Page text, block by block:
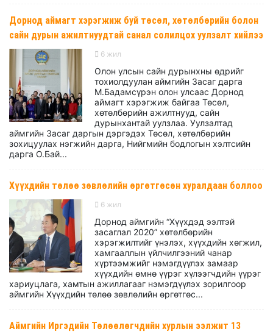
Дорнод аймагт хэрэгжиж буй төсөл, хөтөлбөрийн болон
сайн дурын ажилтнуудтай санал солилцох уулзалт хийлээ
6 жил
Олон улсын сайн дурынхны өдрийг
тохиолдуулан аймгийн Засаг дарга
М.Бадамсүрэн олон улсаас Дорнод
аймагт хэрэгжиж байгаа Төсөл,
хөтөлбөрийн ажилтнууд, сайн
дурынхантай уулзлаа. Уулзалтад
аймгийн Засаг даргын дэргэдэх Төсөл, хөтөлбөрийн
зохицуулах нэгжийн дарга, Нийгмийн бодлогын хэлтсийн
дарга О.Бай...
Хүүхдийн төлөө зөвлөлийн өргөтгөсөн хуралдаан боллоо
6 жил
Дорнод аймгийн “Хүүхдэд ээлтэй
засаглал 2020” хөтөлбөрийн
хэрэгжилтийг үнэлэх, хүүхдийн хөгжил,
хамгааллын үйлчилгээний чанар
хүртээмжийг нэмэгдүүлэх замаар
хүүхдийн өмнө үүрэг хүлээгчдийн үүрэг
хариуцлага, хамтын ажиллагааг нэмэгдүүлэх зорилгоор
аймгийн Хүүхдийн төлөө зөвлөлийн өргөтгөс...
Аймгийн Иргэдийн Төлөөлөгчдийн хурлын ээлжит 13